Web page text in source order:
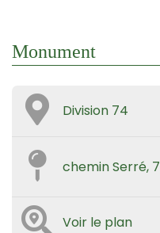
Monument
Division 74
chemin Serré, 7
Voir le plan